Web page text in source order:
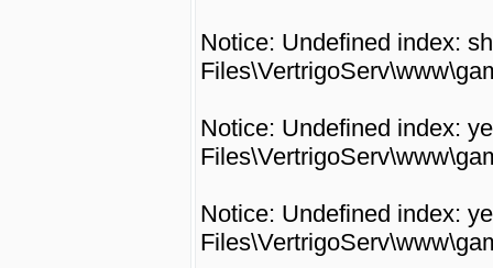
Notice: Undefined index:
Notice: Undefined index:
Notice: Undefined index: